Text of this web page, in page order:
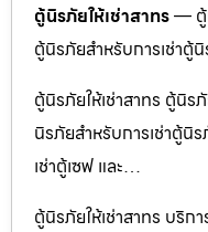
ตู้นิรภัยให้เช่าสาทร— ตู้
ตู้นิรภัยสำหรับการเช่าตู้
ตู้นิรภัยให้เช่าสาทร ตู้นิร
นิรภัยสำหรับการเช่าตู้นิ
เช่าตู้เซฟ และ…
ตู้นิรภัยให้เช่าสาทร บริก